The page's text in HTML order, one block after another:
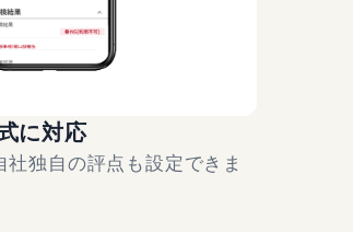
に対応
独自の評点も設定できま